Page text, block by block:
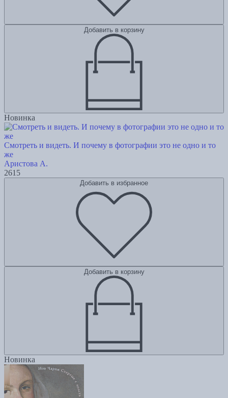
Добавить в корзину
Новинка
Смотреть и видеть. И почему в фотографии это не одно и то
же
Аристова А.
2615
Добавить в избранное
Добавить в корзину
Новинка